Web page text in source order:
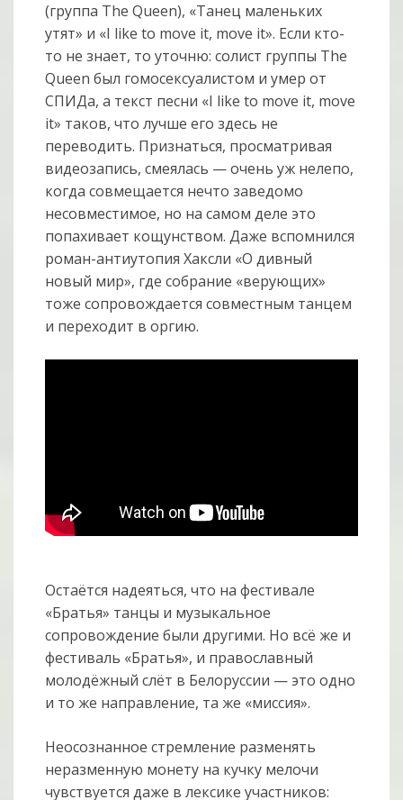
(группа The Queen), «Танец маленьких
утят» и «I like to move it, move it». Если кто-
то не знает, то уточню: солист группы The
Queen был гомосексуалистом и умер от
СПИДа, а текст песни «I like to move it, move
it» таков, что лучше его здесь не
переводить. Признаться, просматривая
видеозапись, смеялась — очень уж нелепо,
когда совмещается нечто заведомо
несовместимое, но на самом деле это
попахивает кощунством. Даже вспомнился
роман-антиутопия Хаксли «О дивный
новый мир», где собрание «верующих»
тоже сопровождается совместным танцем
и переходит в оргию.
Остаётся надеяться, что на фестивале
«Братья» танцы и музыкальное
сопровождение были другими. Но всё же и
фестиваль «Братья», и православный
молодёжный слёт в Белоруссии — это одно
и то же направление, та же «миссия».
Неосознанное стремление разменять
неразменную монету на кучку мелочи
чувствуется даже в лексике участников: